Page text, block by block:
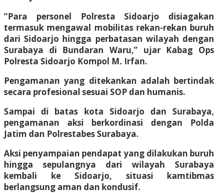
“Para personel Polresta Sidoarjo disiagakan
termasuk mengawal mobilitas rekan-rekan buruh
dari Sidoarjo hingga perbatasan wilayah dengan
Surabaya di Bundaran Waru,” ujar Kabag Ops
Polresta Sidoarjo Kompol M. Irfan.
Pengamanan yang ditekankan adalah bertindak
secara profesional sesuai SOP dan humanis.
Sampai di batas kota Sidoarjo dan Surabaya,
pengamanan aksi berkordinasi dengan Polda
Jatim dan Polrestabes Surabaya.
Aksi penyampaian pendapat yang dilakukan buruh
hingga sepulangnya dari wilayah Surabaya
kembali ke Sidoarjo, situasi kamtibmas
berlangsung aman dan kondusif.